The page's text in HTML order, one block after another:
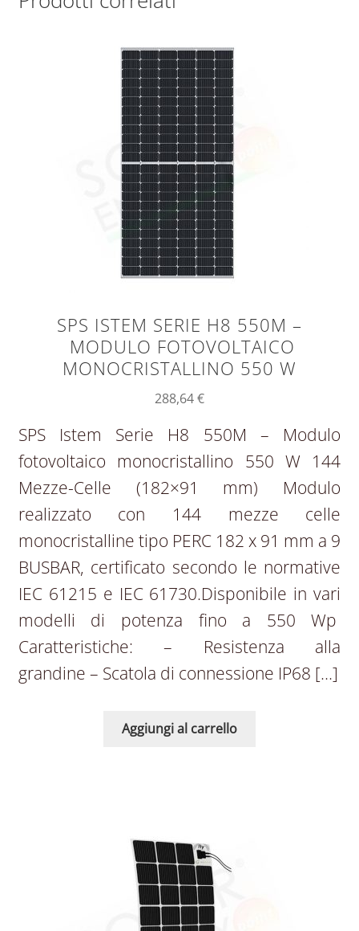
SPS ISTEM SERIE H8 550M –
MODULO FOTOVOLTAICO
MONOCRISTALLINO 550 W
288,64€
SPS Istem Serie H8 550M – Modulo
fotovoltaico monocristallino 550 W 144
Mezze-Celle (182×91 mm) Modulo
realizzato con 144 mezze celle
monocristalline tipo PERC 182 x 91 mm a 9
BUSBAR, certificato secondo le normative
IEC 61215 e IEC 61730.Disponibile in vari
modelli di potenza fino a 550 Wp
Caratteristiche: – Resistenza alla
grandine – Scatola di connessione IP68 […]
Aggiungi al carrello